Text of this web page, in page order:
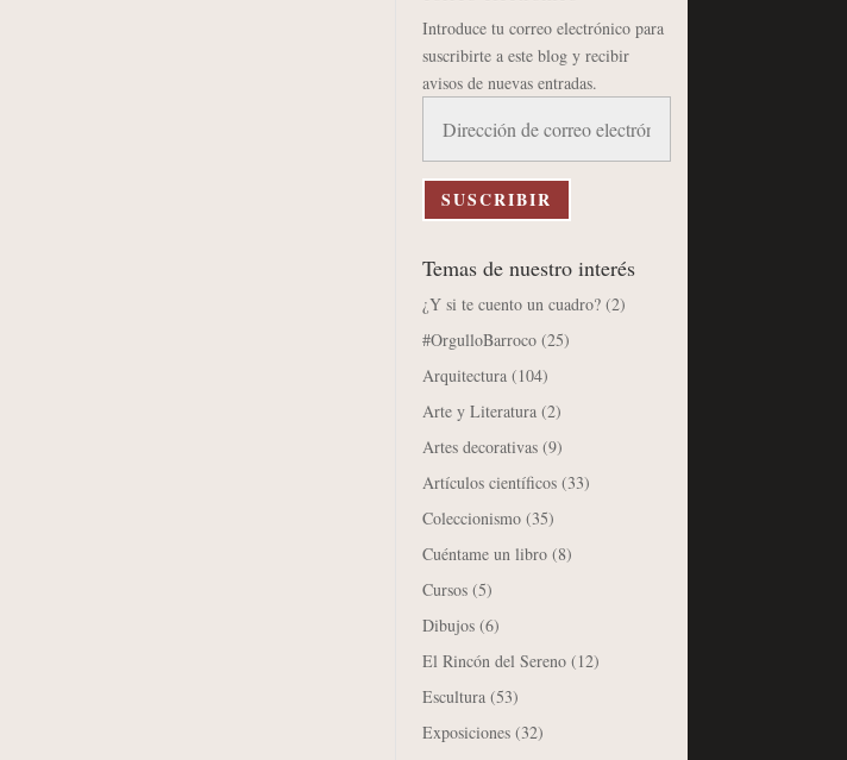
Introduce tu correo electrónico para
suscribirte a este blog y recibir
avisos de nuevas entradas.
correo
electrónico
SUSCRIBIR
Temas de nuestro interés
¿Y si te cuento un cuadro? (2)
#OrgulloBarroco (25)
Arquitectura (104)
Arte y Literatura (2)
Artes decorativas (9)
Artículos científicos (33)
Coleccionismo (35)
Cuéntame un libro (8)
Cursos (5)
Dibujos (6)
El Rincón del Sereno (12)
Escultura (53)
Exposiciones (32)